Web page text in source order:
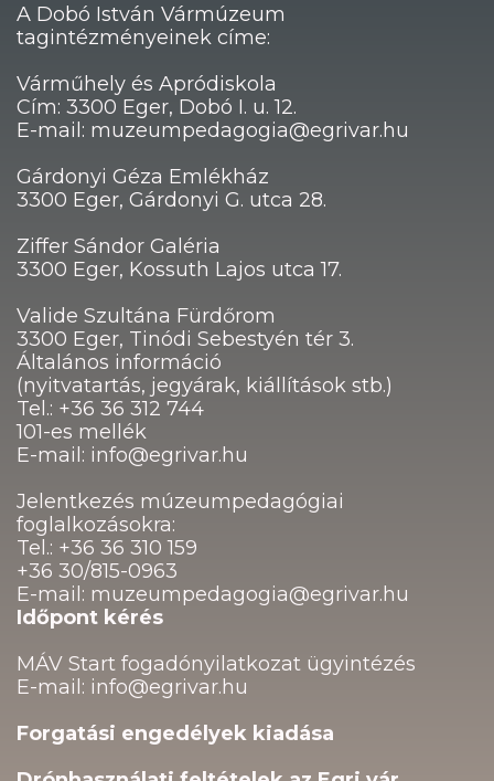
A Dobó István Vármúzeum
tagintézményeinek címe:
Várműhely és Apródiskola
Cím: 3300 Eger, Dobó I. u. 12.
E-mail: muzeumpedagogia@egrivar.hu
Gárdonyi Géza Emlékház
3300 Eger, Gárdonyi G. utca 28.
Ziffer Sándor Galéria
3300 Eger, Kossuth Lajos utca 17.
Valide Szultána Fürdőrom
3300 Eger, Tinódi Sebestyén tér 3.
Általános információ
(nyitvatartás, jegyárak, kiállítások stb.)
Tel.: +36 36 312 744
101-es mellék
E-mail: info@egrivar.hu
Jelentkezés múzeumpedagógiai
foglalkozásokra:
Tel.: +36 36 310 159
+36 30/815-0963
E-mail: muzeumpedagogia@egrivar.hu
Időpont kérés
MÁV Start fogadónyilatkozat ügyintézés
E-mail: info@egrivar.hu
Forgatási engedélyek kiadása